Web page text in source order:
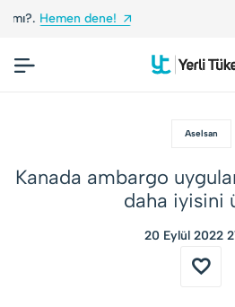
Yerli Tüketiciler,
Aselsan
Kanada ambargo
daha iyisini
20 Eylül 2022